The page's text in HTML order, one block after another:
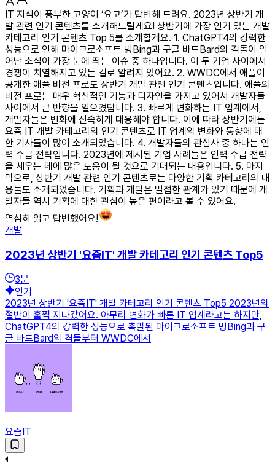
IT 지식이 풍부한 고양이 ‘요고’가 답변해 드려요. 2023년 상반기 개
발 관련 인기 콘텐츠를 소개해드릴게요! 상반기에 가장 인기 있는 개발
카테고리 인기 콘텐츠 Top 5를 소개할게요. 1. ChatGPT4의 강력한
성능으로 인해 마이크로소프트 빙Bing과 구글 바드Bard의 격돌이 일
어난 소식이 가장 눈에 띄는 이슈 중 하나입니다. 이 두 기업 사이에서
경쟁이 치열해지고 있는 걸로 알려져 있어요. 2. WWDC에서 애플이
공개한 애플 비전 프로도 상반기 개발 관련 인기 콘텐츠입니다. 애플의
비전 프로는 매우 혁신적인 기능과 디자인을 가지고 있어서 개발자들
사이에서 큰 반향을 일으켰답니다. 3. 빠르게 변화하는 IT 업계에서,
개발자들은 변화에 신속하게 대응해야 합니다. 이에 따라 상반기에는
요즘 IT 개발 카테고리의 인기 콘텐츠로 IT 업계의 변화와 동향에 대
한 기사들이 많이 소개되었습니다. 4. 개발자들의 관심사 중 하나는 인
력 수급 전략입니다. 2023년에 제시된 기업 사례들은 인력 수급 전략
을 세우는 데에 많은 도움이 될 것으로 기대되는 내용입니다. 5. 마지
막으로, 상반기 개발 관련 인기 콘텐츠로는 다양한 기획 카테고리의 내
용들도 소개되었습니다. 기획과 개발은 밀접한 관계가 있기 때문에 개
발자들 역시 기획에 대한 관심이 높은 편이라고 볼 수 있어요.
열심히 읽고 답변했어요!
개발
2023년 상반기 '요즘IT' 개발 카테고리 인기 콘텐츠 Top5
3분
인기
2023년 상반기 '요즘IT' 개발 카테고리 인기 콘텐츠 Top5 2023년의
절반이 훌쩍 지나갔어요. 아무리 변화가 빠른 IT 업계라고는 하지만,
ChatGPT4의 강력한 성능으로 촉발된 마이크로소프트 빙Bing과 구
글 바드Bard의 격돌부터 WWDC에서
요즘IT